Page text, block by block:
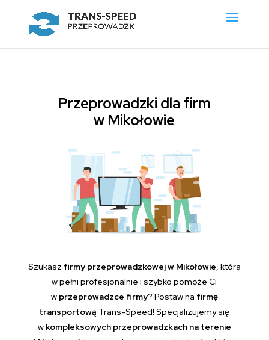
Przeprowadzki dla firm
w Mikołowie
Szukasz firmy przeprowadzkowej w Mikołowie, która
w pełni profesjonalnie i szybko pomoże Ci
w przeprowadzce firmy? Postaw na firmę
transportową Trans-Speed! Specjalizujemy się
w kompleksowych przeprowadzkach na terenie